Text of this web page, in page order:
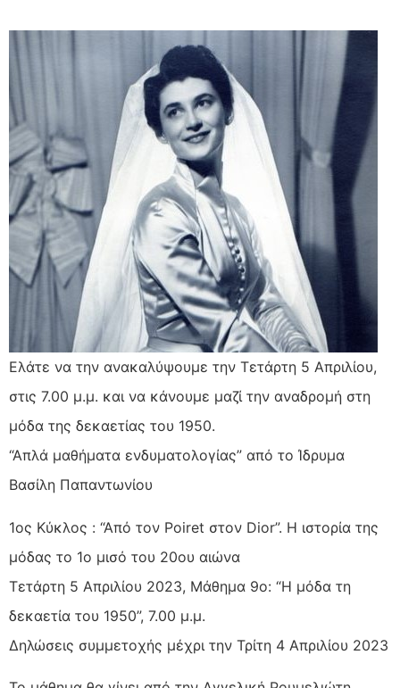
Ελάτε να την ανακαλύψουμε την Τετάρτη 5 Απριλίου,
στις 7.00 μ.μ. και να κάνουμε μαζί την αναδρομή στη
μόδα της δεκαετίας του 1950.
“Απλά μαθήματα ενδυματολογίας” από το Ίδρυμα
Βασίλη Παπαντωνίου
1ος Κύκλος : “Από τον Poiret στον Dior”. Η ιστορία της
μόδας το 1ο μισό του 20ου αιώνα
Τετάρτη 5 Απριλίου 2023, Μάθημα 9ο: “Η μόδα τη
δεκαετία του 1950”, 7.00 μ.μ.
Δηλώσεις συμμετοχής μέχρι την Τρίτη 4 Απριλίου 2023